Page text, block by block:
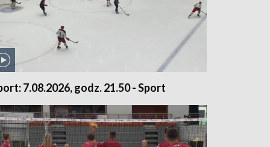
7.08.2026, godz. 21.50 - Sport